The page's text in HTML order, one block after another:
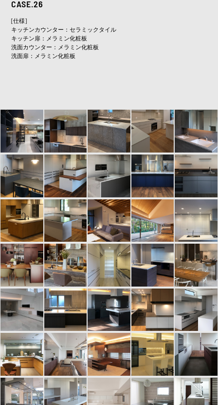
CASE.26
[仕様]
キッチンカウンター：セラミックタイル
キッチン扉：メラミン化粧板
洗面カウンター：メラミン化粧板
洗面扉：メラミン化粧板